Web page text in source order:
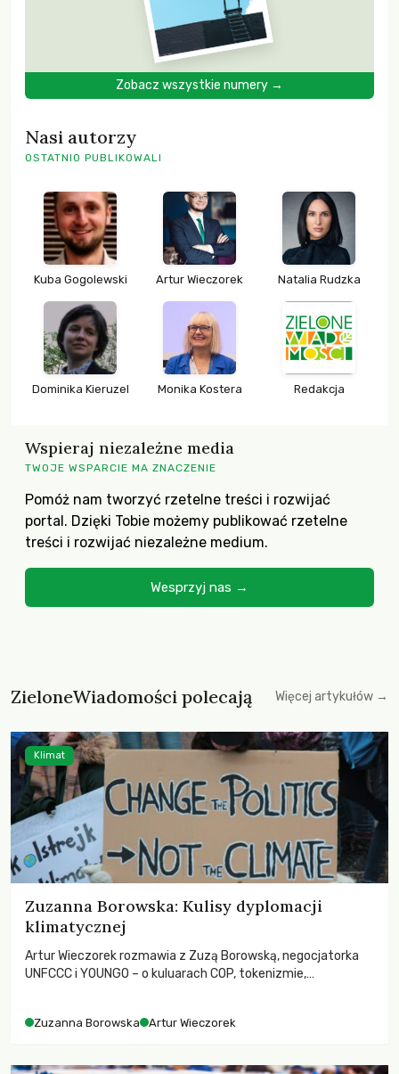
Zobacz wszystkie numery →
Nasi autorzy
OSTATNIO PUBLIKOWALI
Kuba Gogolewski Artur Wieczorek Natalia Rudzka
Dominika Kieruzel Monika Kostera Redakcja
Wspieraj niezależne media
TWOJE WSPARCIE MA ZNACZENIE
Pomóż nam tworzyć rzetelne treści i rozwijać
portal. Dzięki Tobie możemy publikować rzetelne
treści i rozwijać niezależne medium.
Wesprzyj nas →
ZieloneWiadomości polecają Więcej artykułów →
Zuzanna Borowska: Kulisy dyplomacji
klimatycznej
Artur Wieczorek rozmawia z Zuzą Borowską, negocjatorka
UNFCCC i YOUNGO – o kuluarach COP, tokenizmie,
Zuzanna Borowska Artur Wieczorek
Klimat